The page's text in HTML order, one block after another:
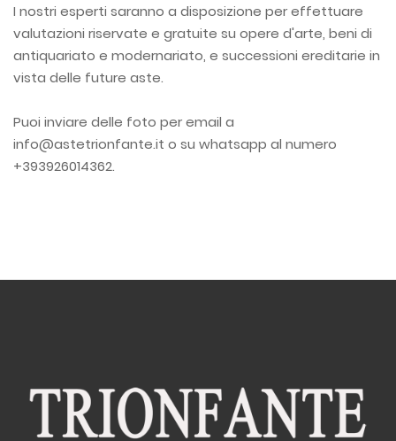
I nostri esperti saranno a disposizione per effettuare
valutazioni riservate e gratuite su opere d'arte, beni di
antiquariato e modernariato, e successioni ereditarie in
vista delle future aste.
Puoi inviare delle foto per email a
info@astetrionfante.it o su whatsapp al numero
+393926014362.